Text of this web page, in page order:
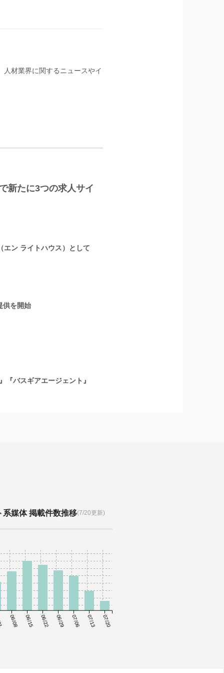
材業界に関するニュースやイ
新たに3つの求人サイ
ン ライトハウス）として
供を開始
バスギアエージェント』
系媒体 掲載件数推移(7/20更新)
06/08 06/15 06/22 06/29 07/06 07/13 07/20